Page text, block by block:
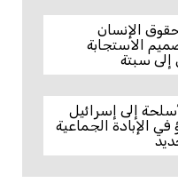
الإنسان
الاستجابة
إلى سبتة
إلى إسرائيل
الإبادة الجماعية